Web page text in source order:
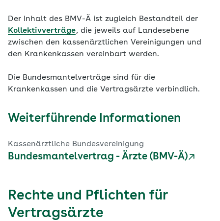
Der Inhalt des BMV-Ä ist zugleich Bestandteil der
Kollektivverträge, die jeweils auf Landesebene
zwischen den kassenärztlichen Vereinigungen und
den Krankenkassen vereinbart werden.
Die Bundesmantelverträge sind für die
Krankenkassen und die Vertragsärzte verbindlich.
Weiterführende Informationen
Kassenärztliche Bundesvereinigung
Bundesmantelvertrag - Ärzte (BMV-Ä)
Rechte und Pflichten für
Vertragsärzte